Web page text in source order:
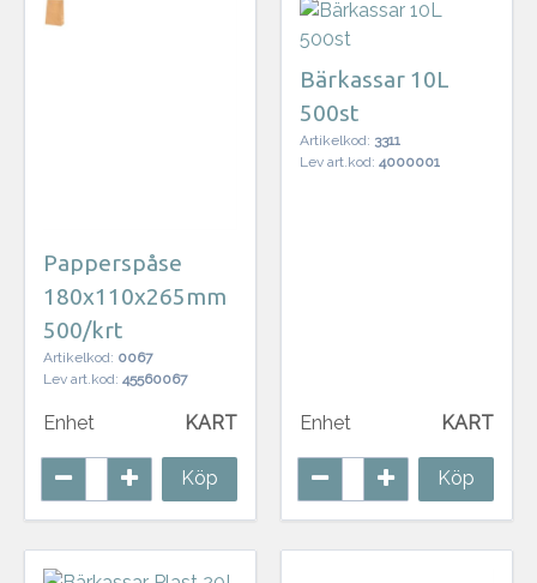
Papperspåse
180x110x265mm
500/krt
Artikelkod: 0067
Lev art.kod: 45560067
Enhet KART
Köp
Bärkassar 10L
500st
Artikelkod: 3311
Lev art.kod: 4000001
Enhet KART
Köp